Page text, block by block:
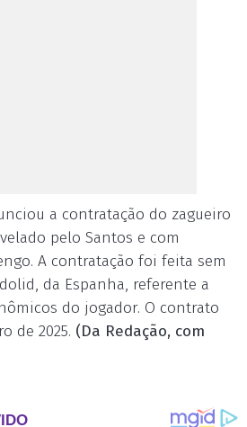
a contratação do zagueiro
pelo Santos e com
A contratação foi feita sem
da Espanha, referente a
do jogador. O contrato
de 2025. (Da Redação, com